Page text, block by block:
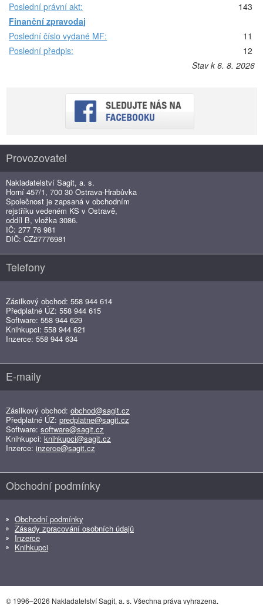
Poslední právní akt:
143
Finanční zpravodaj
Poslední číslo vydané MF:
11
Poslední předpis:
12
Stav k 6. 8. 2026
Provozovatel
Nakladatelství Sagit, a. s.
Horní 457/1, 700 30 Ostrava-Hrabůvka
Společnost je zapsaná v obchodním
rejstříku vedeném KS v Ostravě,
oddíl B, vložka 3086.
IČ: 277 76 981
DIČ: CZ27776981
Telefony
Zásilkový obchod: 558 944 614
Předplatné ÚZ: 558 944 615
Software: 558 944 629
Knihkupci: 558 944 621
Inzerce: 558 944 634
E-maily
Zásilkový obchod: obchod@sagit.cz
Předplatné ÚZ: predplatne@sagit.cz
Software: software@sagit.cz
Knihkupci: knihkupci@sagit.cz
Inzerce: inzerce@sagit.cz
Obchodní podmínky
Obchodní podmínky
Zásady zpracování osobních údajů
Inzerce
Knihkupci
© 1996–2026 Nakladatelství Sagit, a. s. Všechna práva vyhrazena.